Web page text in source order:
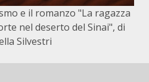
e il romanzo "La ragazza
nel deserto del Sinai", di
Silvestri